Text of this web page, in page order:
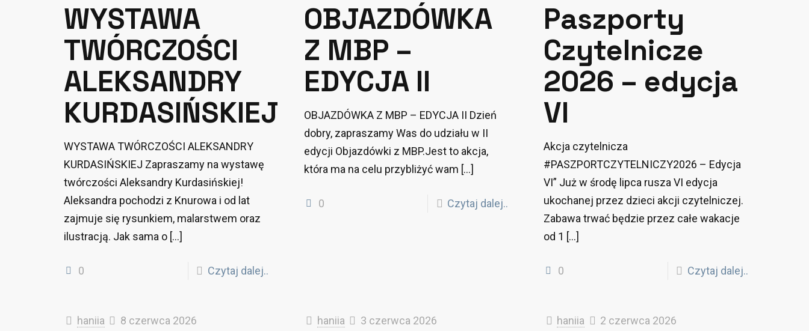
WYSTAWA
TWÓRCZOŚCI
ALEKSANDRY
KURDASIŃSKIEJ
WYSTAWA TWÓRCZOŚCI ALEKSANDRY
KURDASIŃSKIEJ Zapraszamy na wystawę
twórczości Aleksandry Kurdasińskiej!
Aleksandra pochodzi z Knurowa i od lat
zajmuje się rysunkiem, malarstwem oraz
ilustracją. Jak sama o[…]
0 Czytaj dalej..
OBJAZDÓWKA
Z MBP –
EDYCJA II
OBJAZDÓWKA Z MBP – EDYCJA II Dzień
dobry, zapraszamy Was do udziału w II
edycji Objazdówki z MBP.Jest to akcja,
która ma na celu przybliżyć wam […]
0 Czytaj dalej..
Paszporty
Czytelnicze
2026 – edycja
VI
Akcja czytelnicza
#PASZPORTCZYTELNICZY2026 – Edycja
VI” Już w środę lipca rusza VI edycja
ukochanej przez dzieci akcji czytelniczej.
Zabawa trwać będzie przez całe wakacje
od 1 […]
0 Czytaj dalej..
haniia 8 czerwca 2026 haniia 3 czerwca 2026 haniia 2 czerwca 2026